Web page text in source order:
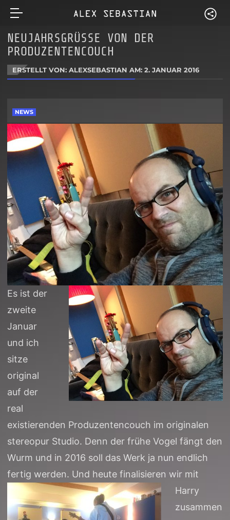
NEUJAHRSGRÜSSE VON DER P
RODUZENTENCOUCH
ERSTELLT VON: ALEXSEBASTIAN AM:2. JANUAR 2016
NEWS
Es ist der
zweite
Januar
und ich
sitze
original
auf der
real
existierenden Produzentencouch im originalen
stereopur Studio. Denn der frühe Vogel fängt den
Wurm und in 2016 soll das Werk ja nun endlich
fertig werden. Und heute finalisieren wir mit
Harry
zusammen